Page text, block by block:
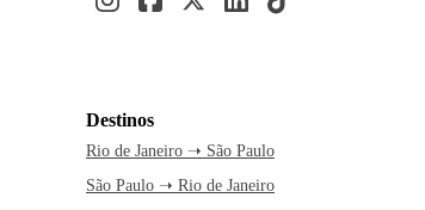
Destinos
Rio de Janeiro ➝ São Paulo
São Paulo ➝ Rio de Janeiro